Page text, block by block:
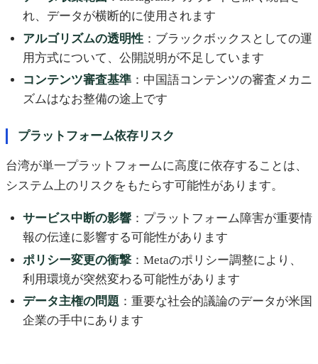
れ、データが横断的に使用されます
アルゴリズムの透明性 ：ブラックボックスとしての運
用方式について、公開説明が不足しています
コンテンツ審査基準 ：中国語コンテンツの審査メカニ
ズムはなお整備の途上です
プラットフォーム依存リスク
台湾が単一プラットフォームに高度に依存することは、
システム上のリスクをもたらす可能性があります。
サービス中断の影響 ：プラットフォーム障害が重要情
報の伝達に影響する可能性があります
ポリシー変更の衝撃 ：Metaのポリシー調整により、
利用環境が突然変わる可能性があります
データ主権の問題 ：重要な社会的議論のデータが米国
企業の手中にあります